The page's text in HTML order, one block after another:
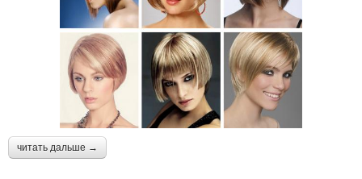
читать дальше →